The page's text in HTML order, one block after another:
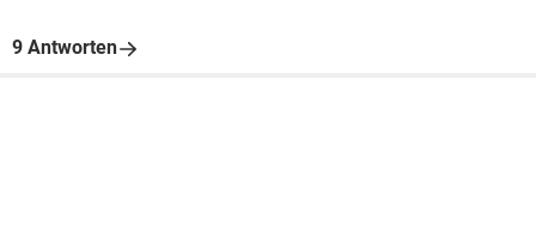
9 Antworten